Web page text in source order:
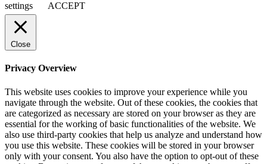
settings
ACCEPT
Close
Privacy Overview
This website uses cookies to improve your experience while you
navigate through the website. Out of these cookies, the cookies that
are categorized as necessary are stored on your browser as they are
essential for the working of basic functionalities of the website. We
also use third-party cookies that help us analyze and understand how
you use this website. These cookies will be stored in your browser
only with your consent. You also have the option to opt-out of these